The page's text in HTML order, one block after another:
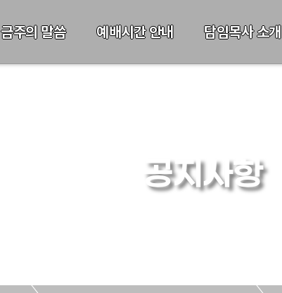
금주의 말씀 예배시간 안내 담임목사 소개
공지사항